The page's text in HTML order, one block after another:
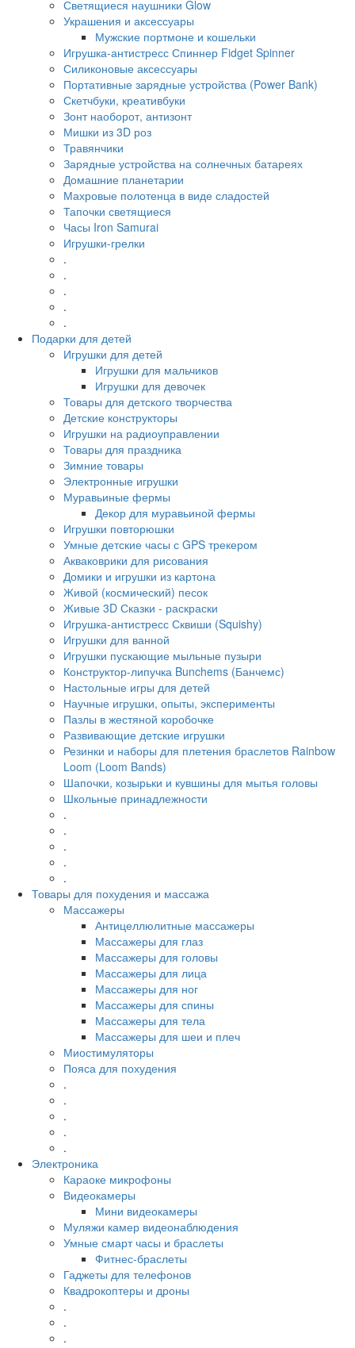
Светящиеся наушники Glow
Украшения и аксессуары
Мужские портмоне и кошельки
Игрушка-антистресс Спиннер Fidget Spinner
Силиконовые аксессуары
Портативные зарядные устройства (Power Bank)
Скетчбуки, креативбуки
Зонт наоборот, антизонт
Мишки из 3D роз
Травянчики
Зарядные устройства на солнечных батареях
Домашние планетарии
Махровые полотенца в виде сладостей
Тапочки светящиеся
Часы Iron Samurai
Игрушки-грелки
.
.
.
.
.
Подарки для детей
Игрушки для детей
Игрушки для мальчиков
Игрушки для девочек
Товары для детского творчества
Детские конструкторы
Игрушки на радиоуправлении
Товары для праздника
Зимние товары
Электронные игрушки
Муравьиные фермы
Декор для муравьиной фермы
Игрушки повторюшки
Умные детские часы с GPS трекером
Акваковрики для рисования
Домики и игрушки из картона
Живой (космический) песок
Живые 3D Сказки - раскраски
Игрушка-антистресс Сквиши (Squishy)
Игрушки для ванной
Игрушки пускающие мыльные пузыри
Конструктор-липучка Bunchems (Банчемс)
Настольные игры для детей
Научные игрушки, опыты, эксперименты
Пазлы в жестяной коробочке
Развивающие детские игрушки
Резинки и наборы для плетения браслетов Rainbow
Loom (Loom Bands)
Шапочки, козырьки и кувшины для мытья головы
Школьные принадлежности
.
.
.
.
.
Товары для похудения и массажа
Массажеры
Антицеллюлитные массажеры
Массажеры для глаз
Массажеры для головы
Массажеры для лица
Массажеры для ног
Массажеры для спины
Массажеры для тела
Массажеры для шеи и плеч
Миостимуляторы
Пояса для похудения
.
.
.
.
.
Электроника
Караоке микрофоны
Видеокамеры
Мини видеокамеры
Муляжи камер видеонаблюдения
Умные смарт часы и браслеты
Фитнес-браслеты
Гаджеты для телефонов
Квадрокоптеры и дроны
.
.
.